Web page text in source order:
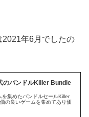
年6月でしたの
のバンドルKiller Bundle
集めたバンドルセールKiller
の良いゲームを集めてあり価